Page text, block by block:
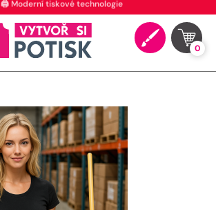
🖨️ Moderní tiskové technologie
0